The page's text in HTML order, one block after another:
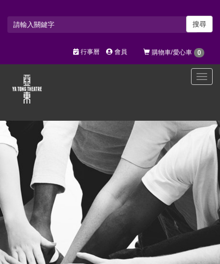
搜尋
購物車/愛心車 0
行事曆 會員
選